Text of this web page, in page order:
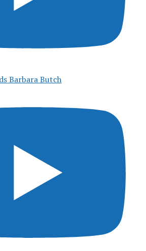
Barbara Butch